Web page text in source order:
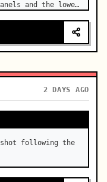
and the lower
and whole body
in the vi…
2 DAYS AGO
following the